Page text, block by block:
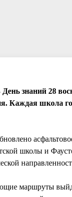
День знаний 28
Каждая школа
школы и
маршруты